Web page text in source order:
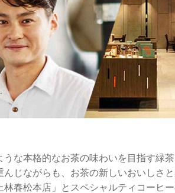
うな本格的なお茶の味わいを目指す緑
んじながらも、お茶の新しいおいしさ
林春松本店」とスペシャルティコーヒ